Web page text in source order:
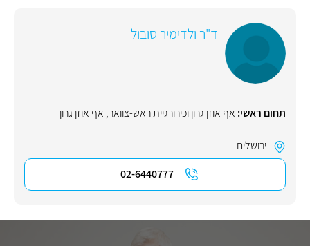
ד"ר ולדימיר סובול
תחום ראשי: אף אוזן גרון וכירורגיית ראש-צוואר, אף אוזן גרון
ירושלים
02-6440777